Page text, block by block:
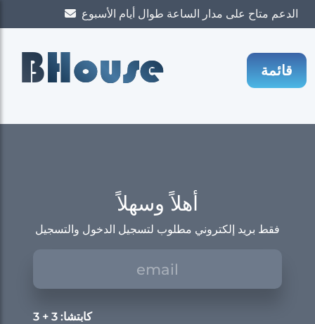
الدعم متاح على مدار الساعة طوال أيام الأسبوع
BHouse قائمة
أهلاً وسهلاً
فقط بريد إلكتروني مطلوب لتسجيل الدخول والتسجيل
كابتشا: 3 + 3